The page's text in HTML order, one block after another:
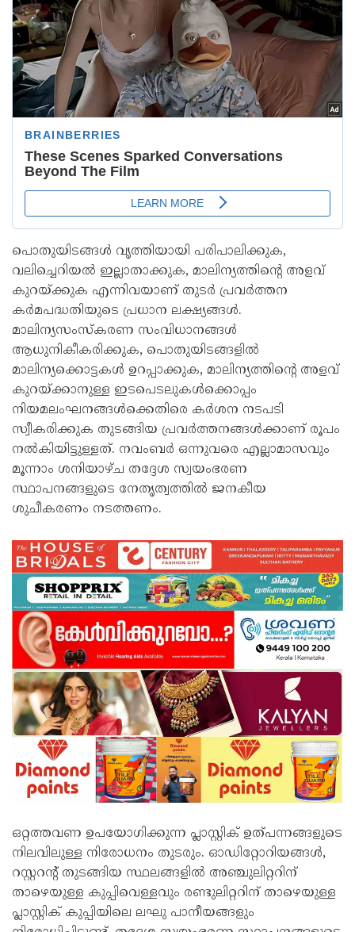
പൊതുയിടങ്ങൾ വൃത്തിയായി പരിപാലിക്കുക,
വലിച്ചെറിയൽ ഇല്ലാതാക്കുക, മാലിന്യത്തിന്റെ അളവ്
കുറയ്ക്കുക എന്നിവയാണ് തുടർ പ്രവർത്തന
കർമപദ്ധതിയുടെ പ്രധാന ലക്ഷ്യങ്ങൾ.
മാലിന്യസംസ്കരണ സംവിധാനങ്ങൾ
ആധുനികീകരിക്കുക, പൊതുയിടങ്ങളിൽ
മാലിന്യക്കൊട്ടകൾ ഉറപ്പാക്കുക, മാലിന്യത്തിന്റെ അളവ്
കുറയ്ക്കാനുള്ള ഇടപെടലുകൾക്കൊപ്പം
നിയമലംഘനങ്ങൾക്കെതിരെ കർശന നടപടി
സ്വീകരിക്കുക തുടങ്ങിയ പ്രവർത്തനങ്ങൾക്കാണ് രൂപം
നൽകിയിട്ടുള്ളത്. നവംബർ ഒന്നുവരെ എല്ലാമാസവും
മൂന്നാം ശനിയാഴ്ച തദ്ദേശ സ്വയംഭരണ
സ്ഥാപനങ്ങളുടെ നേതൃത്വത്തിൽ ജനകീയ
ശുചീകരണം നടത്തണം.
ഒറ്റത്തവണ ഉപയോഗിക്കുന്ന പ്ലാസ്റ്റിക് ഉത്പന്നങ്ങളുടെ
നിലവിലുള്ള നിരോധനം തുടരും. ഓഡിറ്റോറിയങ്ങൾ,
റസ്റ്ററന്റ് തുടങ്ങിയ സ്ഥലങ്ങളിൽ അഞ്ചുലിറ്ററിന്
താഴെയുള്ള കുപ്പിവെള്ളവും രണ്ടുലിറ്ററിന് താഴെയുള്ള
പ്ലാസ്റ്റിക് കുപ്പിയിലെ ലഘു പാനീയങ്ങളും